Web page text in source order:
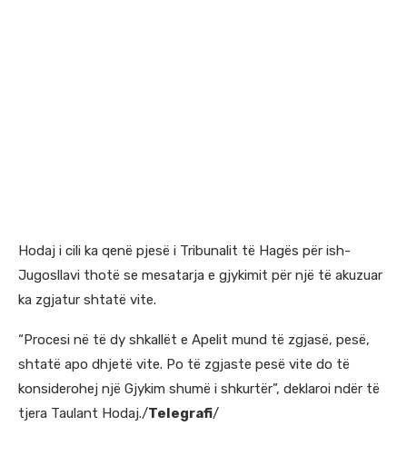
Hodaj i cili ka qenë pjesë i Tribunalit të Hagës për ish-
Jugosllavi thotë se mesatarja e gjykimit për një të akuzuar
ka zgjatur shtatë vite.
“Procesi në të dy shkallët e Apelit mund të zgjasë, pesë,
shtatë apo dhjetë vite. Po të zgjaste pesë vite do të
konsiderohej një Gjykim shumë i shkurtër”, deklaroi ndër të
tjera Taulant Hodaj./Telegrafi/